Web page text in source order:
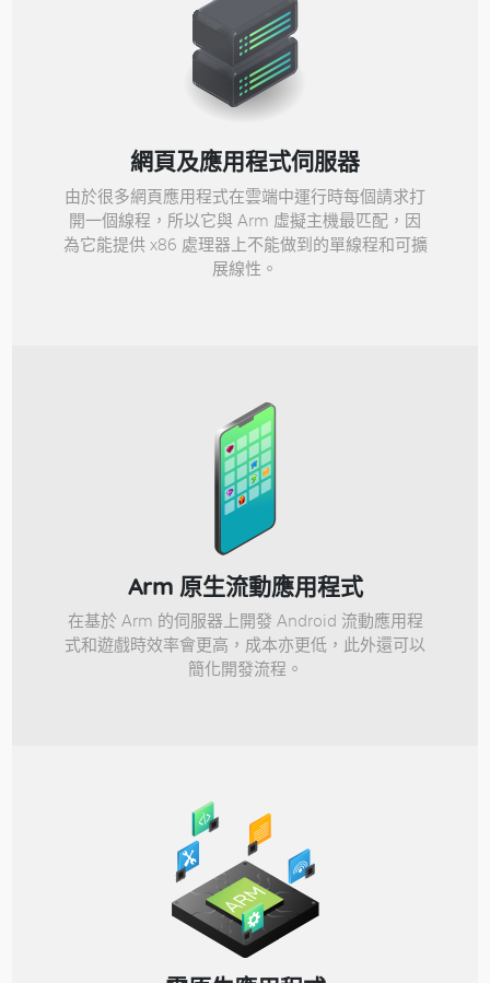
網頁及應用程式伺服器
由於很多網頁應用程式在雲端中運行時每個請求打
開一個線程，所以它與 Arm 虛擬主機最匹配，因
為它能提供 x86 處理器上不能做到的單線程和可擴
展線性。
Arm 原生流動應用程式
在基於 Arm 的伺服器上開發 Android 流動應用程
式和遊戲時效率會更高，成本亦更低，此外還可以
簡化開發流程。